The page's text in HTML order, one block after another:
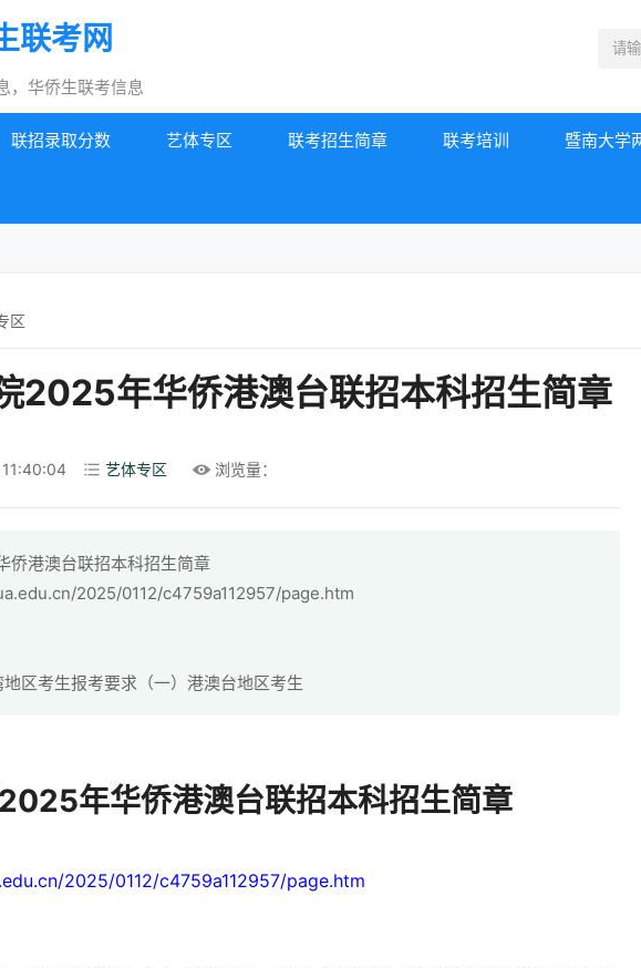
联考网
，华侨生联考信息
联招录取分数 艺体专区 联考招生简章 联考培训 暨南大学
区
2025年华侨港澳台联招本科招生简章
艺体专区 浏览量：
侨港澳台联招本科招生简章
2025/0112/c4759a112957/page.htm
区考生报考要求（一）港澳台地区考生
年华侨港澳台联招本科招生简章
2025/0112/c4759a112957/page.htm